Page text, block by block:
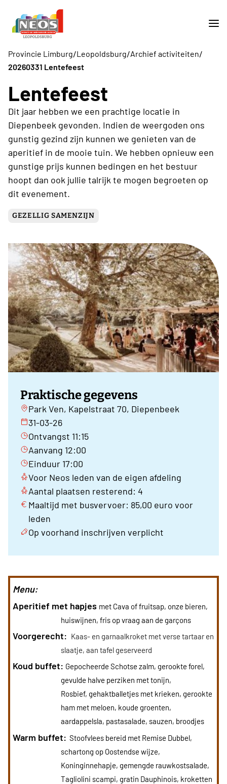
Provincie Limburg/Leopoldsburg/Archief activiteiten/
20260331 Lentefeest
Lentefeest
Dit jaar hebben we een prachtige locatie in
Diepenbeek gevonden. Indien de weergoden ons
gunstig gezind zijn kunnen we genieten van de
aperitief in de mooie tuin. We hebben opnieuw een
gunstige prijs kunnen bedingen en het bestuur
hoopt dan ook jullie talrijk te mogen begroeten op
dit evenement.
GEZELLIG SAMENZIJN
Praktische gegevens
Park Ven, Kapelstraat 70, Diepenbeek
31-03-26
Ontvangst 11:15
Aanvang 12:00
Einduur 17:00
Voor Neos leden van de eigen afdeling
Aantal plaatsen resterend: 4
Maaltijd met busvervoer: 85,00 euro voor
leden
Op voorhand inschrijven verplicht
Menu:
Aperitief met hapjes met Cava of fruitsap, onze bieren,
huiswijnen, fris op vraag aan de garçons
Voorgerecht: Kaas- en garnaalkroket met verse tartaar en
slaatje, aan tafel geserveerd
Koud buffet: Gepocheerde Schotse zalm, gerookte forel,
gevulde halve perziken met tonijn,
Rosbief, gehaktballetjes met krieken, gerookte
ham met meloen, koude groenten,
aardappelsla, pastasalade, sauzen, broodjes
Warm buffet: Stoofvlees bereid met Remise Dubbel,
schartong op Oostendse wijze,
Koninginnehapje, gemengde rauwkostsalade,
Tagliolini scampi, gratin Dauphinois, kroketten